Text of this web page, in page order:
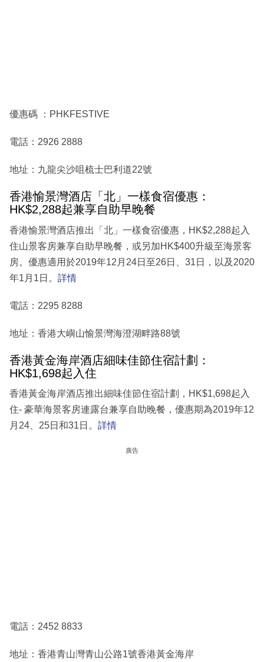
優惠碼 ：PHKFESTIVE
電話：2926 2888
地址：九龍尖沙咀梳士巴利道22號
香港愉景灣酒店「北」一樣食宿優惠：
HK$2,288起兼享自助早晚餐
香港愉景灣酒店推出「北」一樣食宿優惠，HK$2,288起入
住山景客房兼享自助早晚餐，或另加HK$400升級至海景客
房。優惠適用於2019年12月24日至26日、31日，以及2020
年1月1日。 詳情
電話：2295 8288
地址：香港大嶼山愉景灣海澄湖畔路88號
香港黃金海岸酒店細味佳節住宿計劃：
HK$1,698起入住
香港黃金海岸酒店推出細味佳節住宿計劃，HK$1,698起入
住- 豪華海景客房連露台兼享自助晚餐，優惠期為2019年12
月24、25日和31日。 詳情
廣告
電話：2452 8833
地址：香港青山灣青山公路1號香港黃金海岸